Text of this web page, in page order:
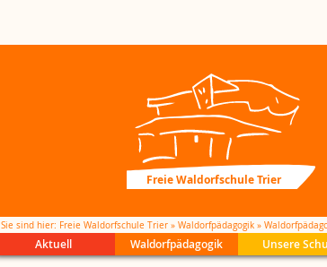
Freie Waldorfschule Trier
Sie sind hier Freie Waldorfschule Trier Waldorfpädagogik
Aktuell Waldorfpädagogik Unsere